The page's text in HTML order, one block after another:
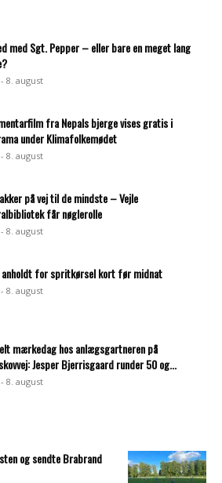
med Sgt. Pepper – eller bare en meget lang
8. august
fra Nepals bjerge vises gratis i
under Klimafolkemødet
8. august
på vej til de mindste – Vejle
får nøglerolle
8. august
for spritkørsel kort før midnat
8. august
mærkedag hos anlægsgartneren på
Jesper Bjerrisgaard runder 50 og...
8. august
og sendte Brabrand